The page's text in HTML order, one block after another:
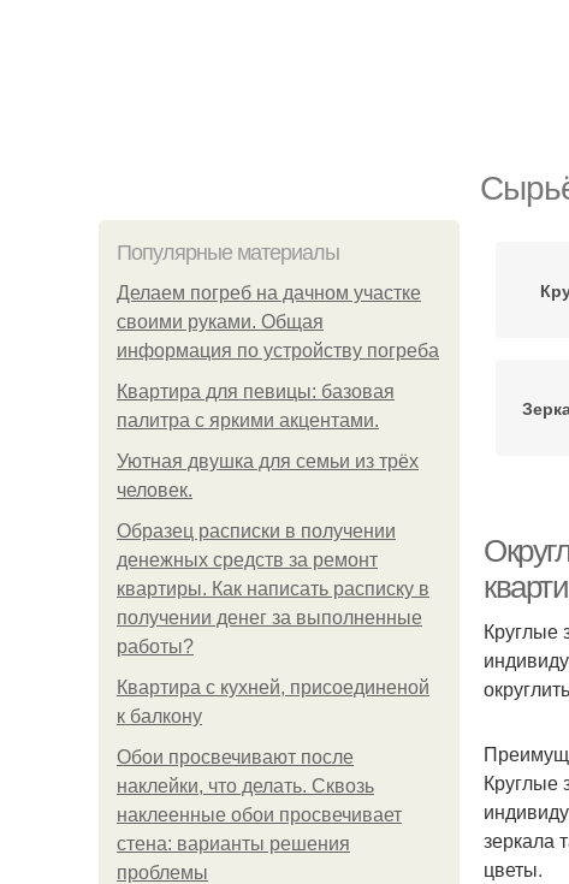
Популярные материалы
Делаем погреб на дачном участке
своими руками. Общая
информация по устройству погреба
Квартира для певицы: базовая
палитра с яркими акцентами.
Уютная двушка для семьи из трёх
человек.
Образец расписки в получении
денежных средств за ремонт
квартиры. Как написать расписку в
получении денег за выполненные
работы?
Квартира с кухней, присоединеной
к балкону
Обои просвечивают после
наклейки, что делать. Сквозь
наклеенные обои просвечивает
стена: варианты решения
проблемы
Круглые
Круглые
зеркала
цветы.